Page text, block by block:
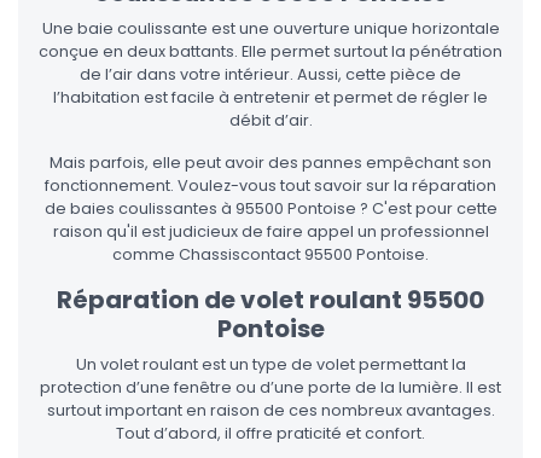
Une baie coulissante est une ouverture unique horizontale
conçue en deux battants. Elle permet surtout la pénétration
de l’air dans votre intérieur. Aussi, cette pièce de
l’habitation est facile à entretenir et permet de régler le
débit d’air.
Mais parfois, elle peut avoir des pannes empêchant son
fonctionnement. Voulez-vous tout savoir sur la réparation
de baies coulissantes à 95500 Pontoise ? C'est pour cette
raison qu'il est judicieux de faire appel un professionnel
comme Chassiscontact 95500 Pontoise.
Réparation de volet roulant 95500
Pontoise
Un volet roulant est un type de volet permettant la
protection d’une fenêtre ou d’une porte de la lumière. Il est
surtout important en raison de ces nombreux avantages.
Tout d’abord, il offre praticité et confort.